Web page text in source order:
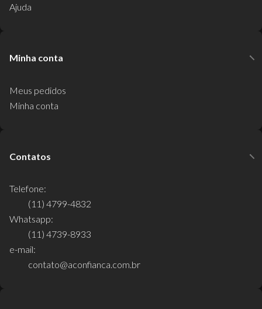
Ajuda
Minha conta
Meus pedidos
Minha conta
Contatos
Telefone:
(11) 4799-4832
Whatsapp:
(11) 4739-8933
e-mail:
contato@aconfianca.com.br